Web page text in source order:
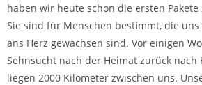
haben wir heute schon die ersten Pakete
Sie sind für Menschen bestimmt, die
ans Herz gewachsen sind. Vor einigen
Sehnsucht nach der Heimat zurück nach
liegen 2000 Kilometer zwischen uns.